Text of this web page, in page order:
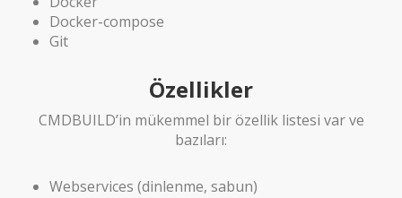
Docker-compose
Git
Özellikler
CMDBUILD’in mükemmel bir özellik listesi var ve
bazıları:
Webservices (dinlenme, sabun)